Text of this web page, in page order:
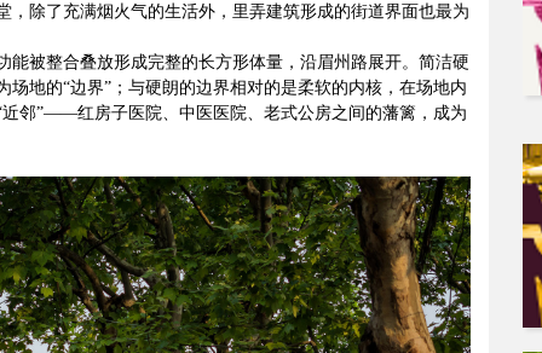
除了充满烟火气的生活外，里弄建筑形成的街道界面也最为
被整合叠放形成完整的长方形体量，沿眉州路展开。简洁硬
地的“边界”；与硬朗的边界相对的是柔软的内核，在场地内
邻”——红房子医院、中医医院、老式公房之间的藩篱，成为